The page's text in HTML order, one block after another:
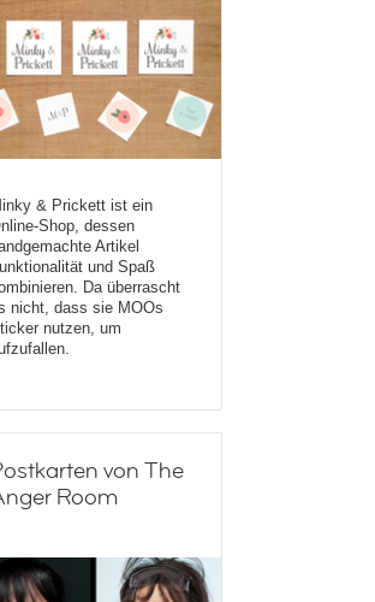
& Prickett ist ein
Shop, dessen
Artikel
und Spaß
Da überrascht
nicht, dass sie MOOs
nutzen, um
von The
Room